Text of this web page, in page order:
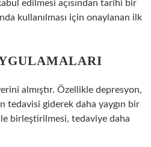
edilmesi açısından tarihi bir
kullanılması için onaylanan ilk
almıştır. Özellikle depresyon,
tedavisi giderek daha yaygın bir
birleştirilmesi, tedaviye daha